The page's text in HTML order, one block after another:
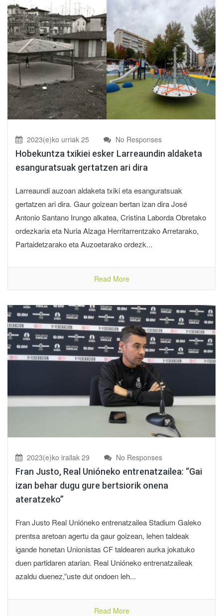
2023(e)ko urriak 25 No Responses
Hobekuntza txikiei esker Larreaundin aldaketa
esanguratsuak gertatzen ari dira
Larreaundi auzoan aldaketa txiki eta esanguratsuak
gertatzen ari dira. Gaur goizean bertan izan dira José
Antonio Santano Irungo alkatea, Cristina Laborda Obretako
ordezkaria eta Nuria Alzaga Herritarrentzako Arretarako,
Partaidetzarako eta Auzoetarako ordezk...
Read More
2023(e)ko irailak 29 No Responses
Fran Justo, Real Unióneko entrenatzailea: “Gai
izan behar dugu gure bertsiorik onena
ateratzeko”
Fran Justo Real Unióneko entrenatzailea Stadium Galeko
prentsa aretoan agertu da gaur goizean, lehen taldeak
igande honetan Unionistas CF taldearen aurka jokatuko
duen partidaren atarian. Real Unióneko entrenatzaileak
azaldu duenez,”uste dut ondoen leh...
Read More